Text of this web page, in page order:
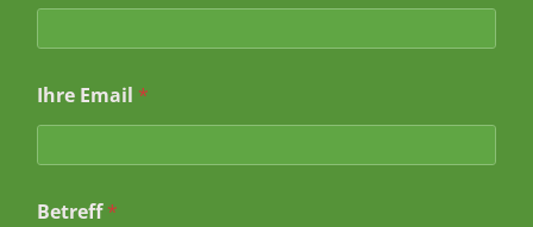
*
*
Ihre Email *
Betreff*